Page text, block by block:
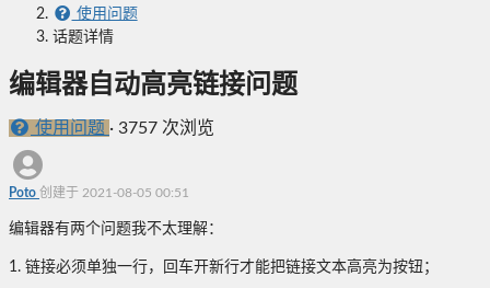
使用问题
话题详情
编辑器自动高亮链接问题
使用问题 · 3757 次浏览
Poto 创建于 2021-08-05 00:51
编辑器有两个问题我不太理解：
1. 链接必须单独一行，回车开新行才能把链接文本高亮为按钮；